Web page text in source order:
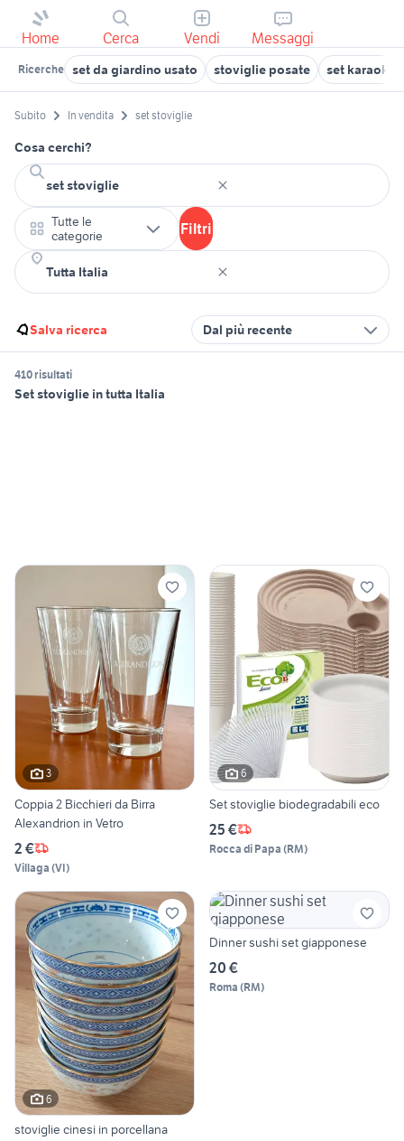
Home Cerca Vendi Messaggi
Ricerche set da giardino usato stoviglie posate set karaoke
Subito In vendita set stoviglie
Cosa cerchi?
Tutte le
categorie
Filtri
Salva ricerca Dal più recente
410 risultati
Set stoviglie in tutta Italia
3
Coppia 2 Bicchieri da Birra
Alexandrion in Vetro
2 €
Villaga (VI)
6
Set stoviglie biodegradabili eco
25 €
Rocca di Papa (RM)
6
stoviglie cinesi in porcellana
Dinner sushi set giapponese
20 €
Roma (RM)